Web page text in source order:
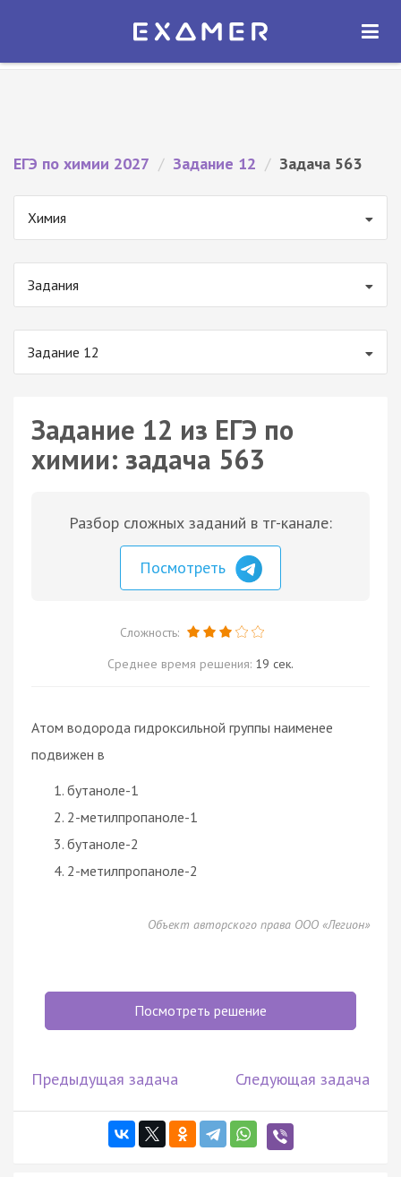
Экзамер — ЕГЭ 2027
ОТКРЫТЬ
ЕГЭ по химии 2027 / Задание 12 / Задача 563
Химия
Задания
Задание 12
Задание 12 из ЕГЭ по
химии: задача 563
Разбор сложных заданий в тг-канале:
Посмотреть
Сложность:
Среднее время решения: 19 сек.
Атом водорода гидроксильной группы наименее
подвижен в
бутаноле-1
2-метилпропаноле-1
бутаноле-2
2-метилпропаноле-2
Объект авторского права ООО «Легион»
Посмотреть решение
Предыдущая задача Следующая задача